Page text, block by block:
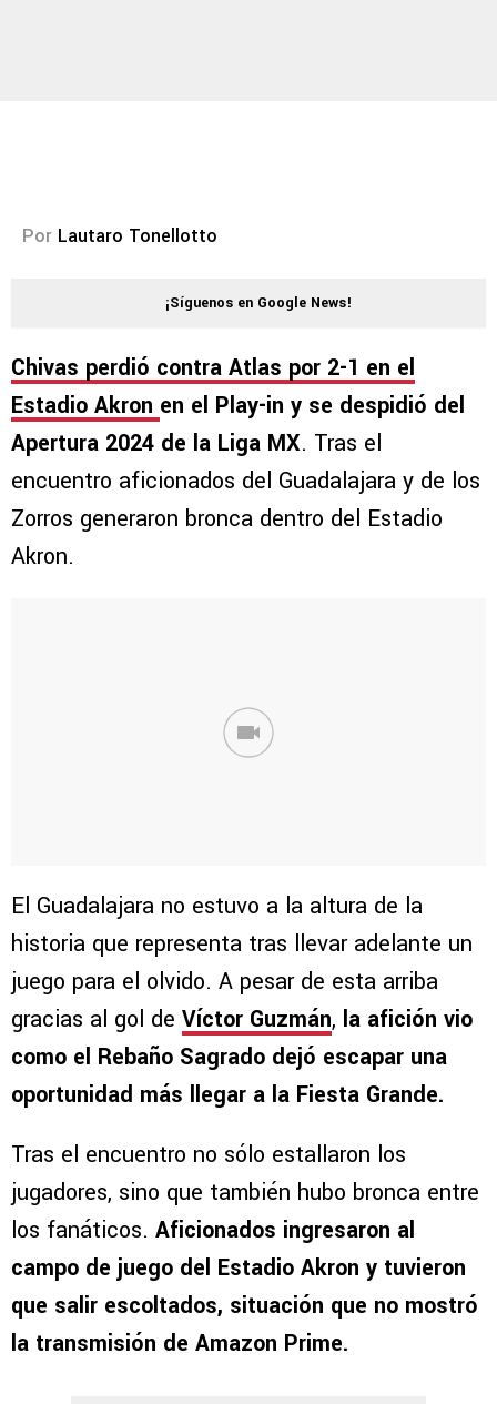
Por Lautaro Tonellotto
¡Síguenos en Google News!
Chivas perdió contra Atlas por 2-1 en el
Estadio Akron en el Play-in y se despidió del
Apertura 2024 de la Liga MX. Tras el
encuentro aficionados del Guadalajara y de los
Zorros generaron bronca dentro del Estadio
Akron.
El Guadalajara no estuvo a la altura de la
historia que representa tras llevar adelante un
juego para el olvido. A pesar de esta arriba
gracias al gol de Víctor Guzmán, la afición vio
como el Rebaño Sagrado dejó escapar una
oportunidad más llegar a la Fiesta Grande.
Tras el encuentro no sólo estallaron los
jugadores, sino que también hubo bronca entre
los fanáticos. Aficionados ingresaron al
campo de juego del Estadio Akron y tuvieron
que salir escoltados, situación que no mostró
la transmisión de Amazon Prime.